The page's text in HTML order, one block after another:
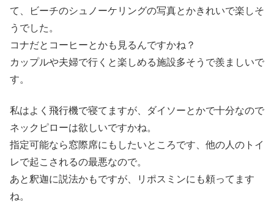
て、ビーチのシュノーケリングの写真とかきれいで楽しそ
うでした。
コナだとコーヒーとかも見るんですかね？
カップルや夫婦で行くと楽しめる施設多そうで羨ましいで
す。
私はよく飛行機で寝てますが、ダイソーとかで十分なので
ネックピローは欲しいですかね。
指定可能なら窓際席にもしたいところです、他の人のトイ
レで起こされるの最悪なので。
あと釈迦に説法かもですが、リポスミンにも頼ってます
ね。